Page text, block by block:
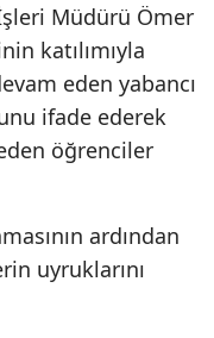
Erzincan
Erzurum
Eskişehir
Gümüşhane
İşleri Müdürü Ömer
katılımıyla
eden yabancı
ifade ederek
öğrenciler
ardından
uyruklarını